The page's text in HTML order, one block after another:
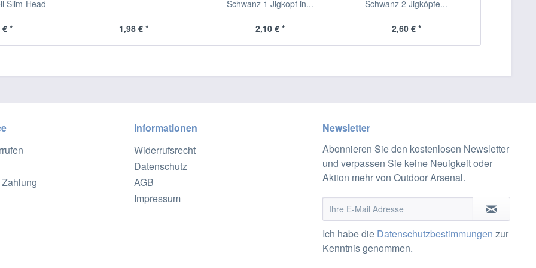
Slim-Head
€ * 1,98 € *
Schwanz 1 Jigkopf in...
2,10 € *
Schwanz 2 Jigköpfe...
2,60 € *
Informationen
Widerrufsrecht
Datenschutz
AGB
Impressum
Newsletter
Abonnieren Sie den kostenlosen Newsletter
und verpassen Sie keine Neuigkeit oder
Aktion mehr von Outdoor Arsenal.
Ich habe die Datenschutzbestimmungen zur
Kenntnis genommen.